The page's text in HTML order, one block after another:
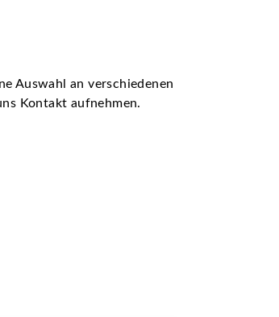
Auswahl an verschiedenen
Kontakt aufnehmen.